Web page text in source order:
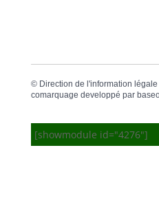
© Direction de l'information
comarquage developpé par
[showmodule id="4276"]